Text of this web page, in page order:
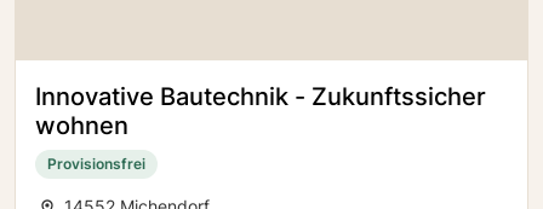
Innovative Bautechnik - Zukunftssicher
wohnen
Provisionsfrei